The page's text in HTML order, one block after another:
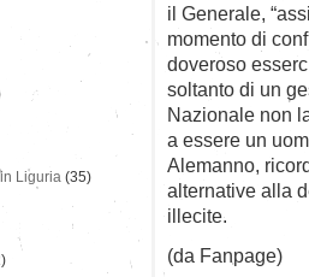
il Generale,
momento di
doveroso
soltanto di un
Nazionale non
a essere un
Alemanno,
alternative alla
illecite.
(da Fanpage)
Liguria (35)